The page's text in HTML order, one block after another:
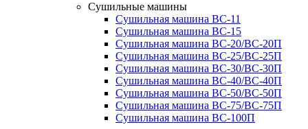
Сушильные машины
Сушильная машина ВС-11
Сушильная машина ВС-15
Сушильная машина ВС-20/ВС-20П
Сушильная машина ВС-25/ВС-25П
Сушильная машина ВС-30/ВС-30П
Сушильная машина ВС-40/ВС-40П
Сушильная машина ВС-50/ВС-50П
Сушильная машина ВС-75/ВС-75П
Сушильная машина ВС-100П